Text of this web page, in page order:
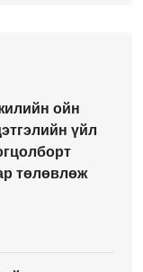
ойн
үйл
төлөвлөж